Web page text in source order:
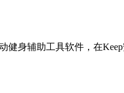
健身辅助工具软件，在